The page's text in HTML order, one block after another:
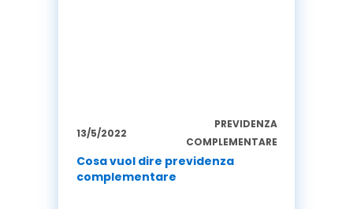
13/5/2022
PREVIDENZA
COMPLEMENTARE
Cosa vuol dire previdenza
complementare